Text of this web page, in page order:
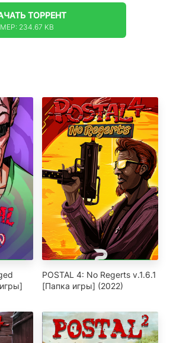
ТОРРЕНТ
234.67 KB
POSTAL 4: No Regerts v.1.6.1
[Папка игры] (2022)